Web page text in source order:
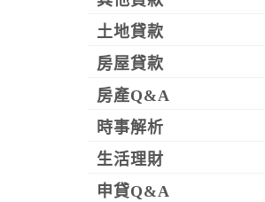
土地貸款
房屋貸款
房產Q&A
時事解析
生活理財
申貸Q&A